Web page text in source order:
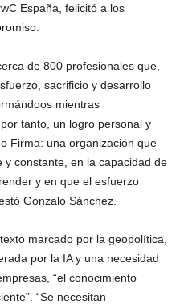
España, felicitó a los
de 800 profesionales que,
sacrificio y desarrollo
mientras
tanto, un logro personal y
Firma: una organización que
constante, en la capacidad de
y en que el esfuerzo
Gonzalo Sánchez.
marcado por la geopolítica,
por la IA y una necesidad
“el conocimiento
“Se necesitan